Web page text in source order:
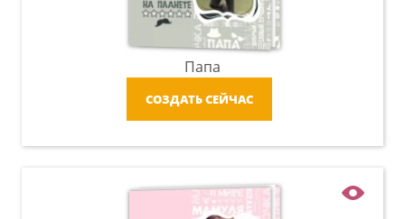
Папа
СОЗДАТЬ СЕЙЧАС